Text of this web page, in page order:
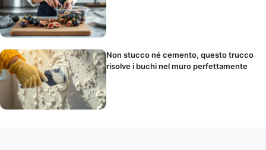
Non stucco né cemento, questo trucco
risolve i buchi nel muro perfettamente